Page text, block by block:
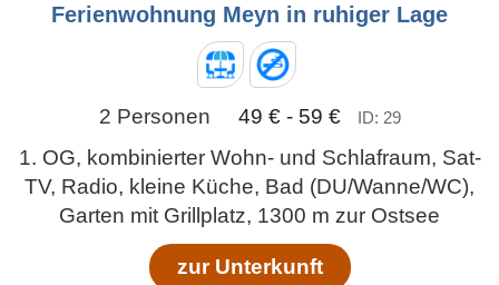
Ferienwohnung Meyn in ruhiger Lage
2 Personen 49 € - 59 € ID: 29
1. OG, kombinierter Wohn- und Schlafraum, Sat-
TV, Radio, kleine Küche, Bad (DU/Wanne/WC),
Garten mit Grillplatz, 1300 m zur Ostsee
zur Unterkunft